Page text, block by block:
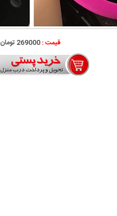
قیمت :269000 تومان